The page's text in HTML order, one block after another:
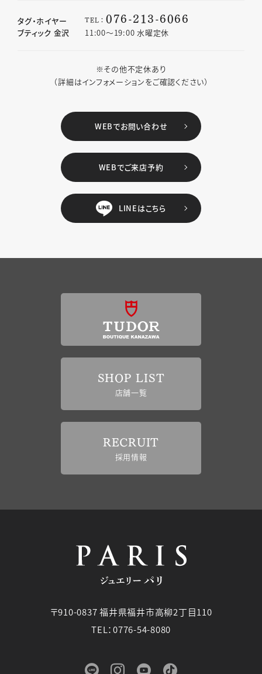
タグ・ホイヤー
ブティック 金沢
TEL： 076-213-6066
11:00〜19:00 水曜定休
※その他不定休あり
（詳細はインフォメーションをご確認ください）
WEBでお問い合わせ
WEBでご来店予約
LINEはこちら
SHOP LIST
店舗一覧
RECRUIT
採用情報
〒910-0837 福井県福井市高柳2丁目110
TEL：0776-54-8080